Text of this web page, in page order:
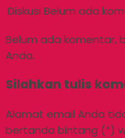
Diskusi Belum ada
Belum ada komentar,
Anda.
Silahkan tulis
Alamat email Anda
bertanda bintang (*)